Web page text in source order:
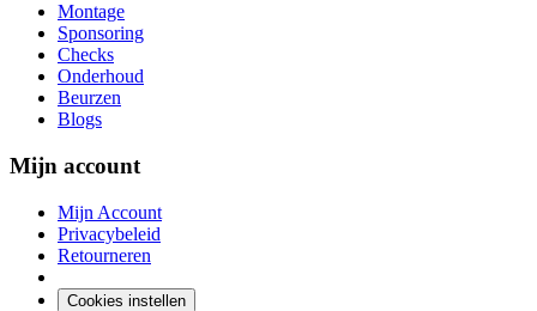
Montage
Sponsoring
Checks
Onderhoud
Beurzen
Blogs
Mijn account
Mijn Account
Privacybeleid
Retourneren
Cookies instellen